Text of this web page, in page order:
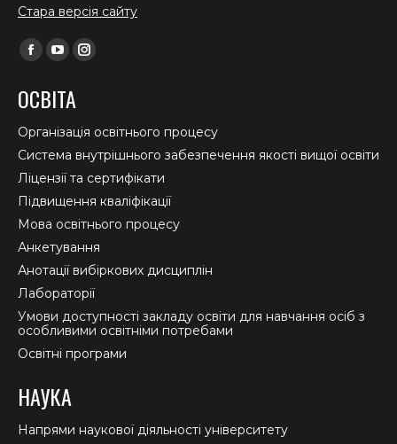
Стара версія сайту
Find us on:
Facebook
opens
in
new
window
YouTube
opens
in
new
window
Instagram
in
new
window
ОСВІТА
Організація освітнього процесу
Система внутрішнього забезпечення якості вищої освіти
Ліцензії та сертифікати
Підвищення кваліфікації
Мова освітнього процесу
Анкетування
Анотації вибіркових дисциплін
Лабораторії
Умови доступності закладу освіти для навчання осіб з
особливими освітніми потребами
Освітні програми
НАУКА
Напрями наукової діяльності університету